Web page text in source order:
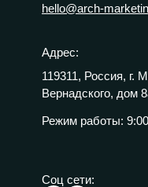
Адрес:
119311, Россия, г.
Вернадского, дом
Режим работы:
Соц сети:
hello@arch-